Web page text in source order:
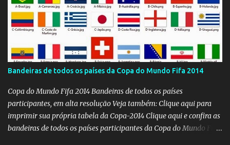
Bandeiras de todos os países da Copa do Mundo Fifa 2014
Copa do Mundo Fifa 2014 Bandeiras de todos os países
participantes, em alta resolução Veja também: Clique aqui para
imprimir sua própria tabela da Copa-2014 Clique aqui e confira as
bandeiras de todos os países participantes da Copa do Mundo Fifa